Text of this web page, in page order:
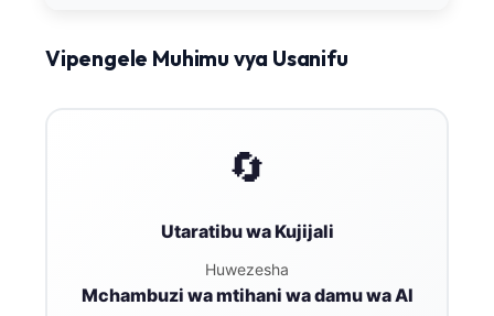
Vipengele Muhimu vya Usanifu
🔄
Utaratibu wa Kujijali
Huwezesha
Mchambuzi wa mtihani wa damu wa AI
Bosanski
Русский